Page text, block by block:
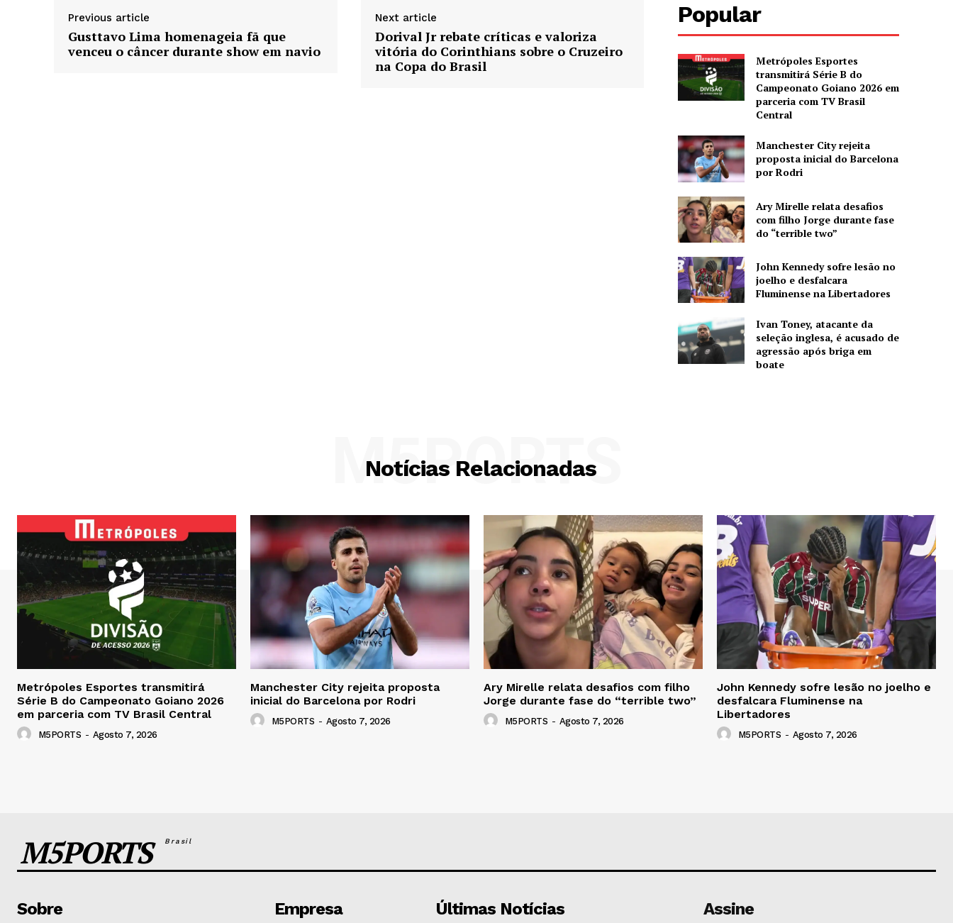
Previous article
Gusttavo Lima homenageia fã que
venceu o câncer durante show em navio
Next article
Dorival Jr rebate críticas e valoriza
vitória do Corinthians sobre o Cruzeiro
na Copa do Brasil
Popular
Metrópoles Esportes
transmitirá Série B do
Campeonato Goiano 2026 em
parceria com TV Brasil
Central
Manchester City rejeita
proposta inicial do Barcelona
por Rodri
Ary Mirelle relata desafios
com filho Jorge durante fase
do “terrible two”
John Kennedy sofre lesão no
joelho e desfalcara
Fluminense na Libertadores
Ivan Toney, atacante da
seleção inglesa, é acusado de
agressão após briga em
boate
Notícias Relacionadas
M5PORTS
Metrópoles Esportes transmitirá
Série B do Campeonato Goiano 2026
em parceria com TV Brasil Central
M5PORTS - Agosto 7, 2026
Manchester City rejeita proposta
inicial do Barcelona por Rodri
M5PORTS - Agosto 7, 2026
Ary Mirelle relata desafios com filho
Jorge durante fase do “terrible two”
M5PORTS - Agosto 7, 2026
John Kennedy sofre lesão no joelho e
desfalcara Fluminense na
Libertadores
M5PORTS - Agosto 7, 2026
M5PORTSBrasil
Sobre Empresa Últimas Notícias Assine